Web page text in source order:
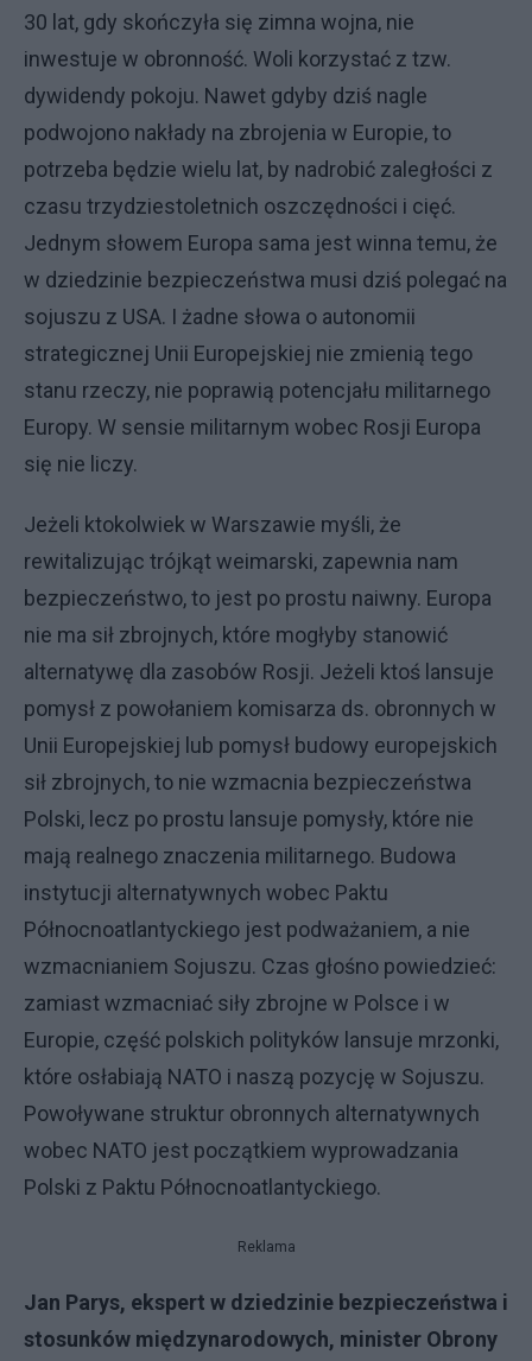
30 lat, gdy skończyła się zimna wojna, nie
inwestuje w obronność. Woli korzystać z tzw.
dywidendy pokoju. Nawet gdyby dziś nagle
podwojono nakłady na zbrojenia w Europie, to
potrzeba będzie wielu lat, by nadrobić zaległości z
czasu trzydziestoletnich oszczędności i cięć.
Jednym słowem Europa sama jest winna temu, że
w dziedzinie bezpieczeństwa musi dziś polegać na
sojuszu z USA. I żadne słowa o autonomii
strategicznej Unii Europejskiej nie zmienią tego
stanu rzeczy, nie poprawią potencjału militarnego
Europy. W sensie militarnym wobec Rosji Europa
się nie liczy.
Jeżeli ktokolwiek w Warszawie myśli, że
rewitalizując trójkąt weimarski, zapewnia nam
bezpieczeństwo, to jest po prostu naiwny. Europa
nie ma sił zbrojnych, które mogłyby stanowić
alternatywę dla zasobów Rosji. Jeżeli ktoś lansuje
pomysł z powołaniem komisarza ds. obronnych w
Unii Europejskiej lub pomysł budowy europejskich
sił zbrojnych, to nie wzmacnia bezpieczeństwa
Polski, lecz po prostu lansuje pomysły, które nie
mają realnego znaczenia militarnego. Budowa
instytucji alternatywnych wobec Paktu
Północnoatlantyckiego jest podważaniem, a nie
wzmacnianiem Sojuszu. Czas głośno powiedzieć:
zamiast wzmacniać siły zbrojne w Polsce i w
Europie, część polskich polityków lansuje mrzonki,
które osłabiają NATO i naszą pozycję w Sojuszu.
Powoływane struktur obronnych alternatywnych
wobec NATO jest początkiem wyprowadzania
Polski z Paktu Północnoatlantyckiego.
Reklama
Jan Parys, ekspert w dziedzinie bezpieczeństwa i
stosunków międzynarodowych, minister Obrony